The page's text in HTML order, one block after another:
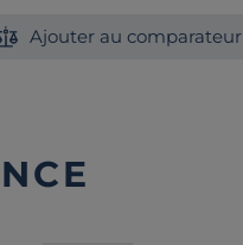
Ajouter au comparateur